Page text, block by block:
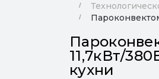
11,7кВт/
кухни